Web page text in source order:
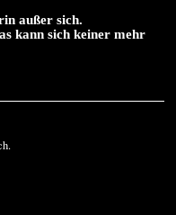
außer sich.
kann sich keiner mehr